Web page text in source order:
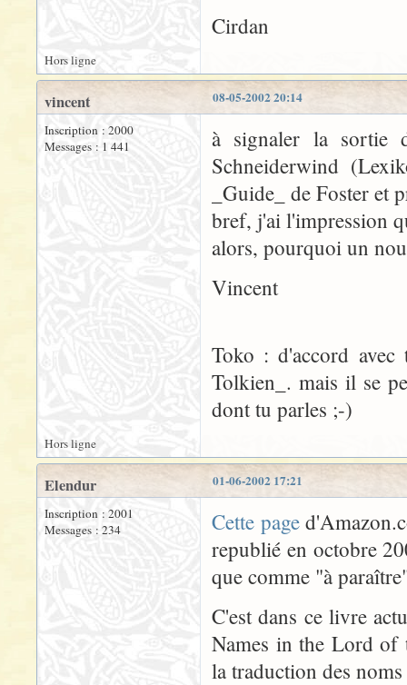
Cirdan
Hors ligne
08-05-2002 20:14
vincent
Inscription : 2000
Messages : 1 441
à signaler la sortie
Schneiderwind
_Guide_ de Foster et
bref, j'ai l'impression
alors, pourquoi un
Vincent
Toko : d'accord
Tolkien_. mais il se
dont tu parles ;-)
Hors ligne
01-06-2002 17:21
Elendur
Inscription : 2001
Messages : 234
Cette page
republié en octobre
que comme "à
C'est dans ce livre
Names in the Lord of
la traduction des